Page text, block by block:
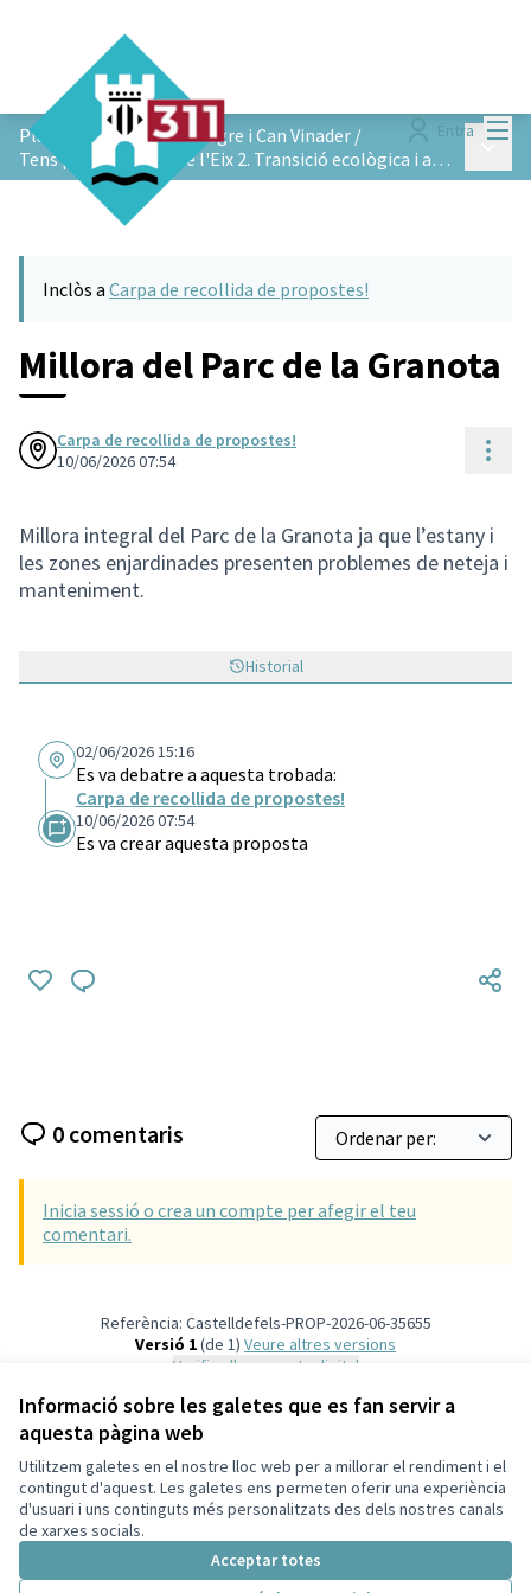
Informació sobre les galetes que es fan servir a
aquesta pàgina web
Utilitzem galetes en el nostre lloc web per a millorar el rendiment i el
contingut d'aquest. Les galetes ens permeten oferir una experiència
d'usuari i uns continguts més personalitzats des dels nostres canals
de xarxes socials.
Acceptar totes
Entra
Pla de Barris de Vista Alegre i Can Vinader /
Tens propostes sobre l'Eix 2. Transició ecològica i ambiental?
Inclòs a Carpa de recollida de propostes!
Millora del Parc de la Granota
Carpa de recollida de propostes!
10/06/2026 07:54
Millora integral del Parc de la Granota ja que l’estany i
les zones enjardinades presenten problemes de neteja i
manteniment.
Historial
02/06/2026 15:16
Es va debatre a aquesta trobada:
Carpa de recollida de propostes!
10/06/2026 07:54
Es va crear aquesta proposta
0 comentaris
Inicia sessió o crea un compte per afegir el teu
comentari.
Referència: Castelldefels-PROP-2026-06-35655
Versió 1(de 1)
veure altres versions
Verifica l'empremta digital
Termes i condicions d'ús
Configuració de les galetes
Ajuntament de Castelldefels a X
(Enllaç extern)
Ajuntament de Castelldefels a Facebook
(Enllaç extern)
Ajuntament de Castelldefels a Instagram
(Enllaç extern)
Ajuntament de Castelldefels a YouTube
(Enllaç extern)
Triar la llenguaElegir el idioma